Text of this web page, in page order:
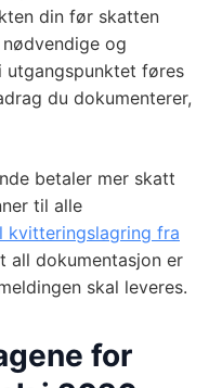
din før skatten
og
utgangspunktet føres
du dokumenterer,
betaler mer skatt
til alle
kvitteringslagring fra
all dokumentasjon er
skal leveres.
for